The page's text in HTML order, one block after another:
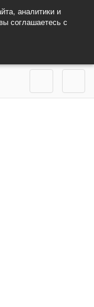
аналитики и
соглашаетесь с